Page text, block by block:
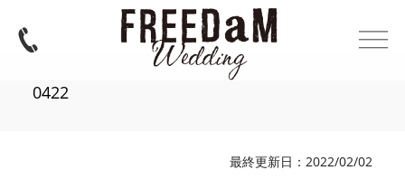
0422
最終更新日：2022/02/02